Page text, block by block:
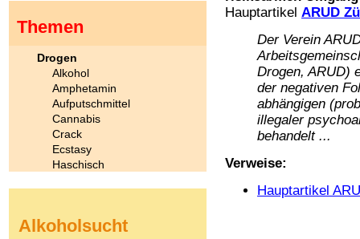
Hauptartikel ARUD
Der Verein
Drogen, ARUD)
der negativen
abhängigen
illegaler
behandelt ...
Verweise:
Hauptartikel
Themen
Drogen
Alkohol
Amphetamin
Aufputschmittel
Cannabis
Crack
Ecstasy
Haschisch
Kokain
Alkoholsucht